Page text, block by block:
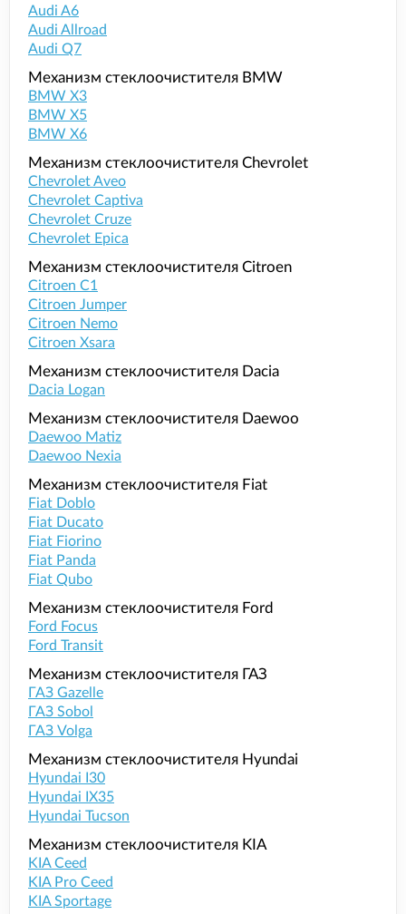
Audi A6
Audi Allroad
Audi Q7
Механизм стеклоочистителя BMW
BMW X3
BMW X5
BMW X6
Механизм стеклоочистителя Chevrolet
Chevrolet Aveo
Chevrolet Captiva
Chevrolet Cruze
Chevrolet Epica
Механизм стеклоочистителя Citroen
Citroen C1
Citroen Jumper
Citroen Nemo
Citroen Xsara
Механизм стеклоочистителя Dacia
Dacia Logan
Механизм стеклоочистителя Daewoo
Daewoo Matiz
Daewoo Nexia
Механизм стеклоочистителя Fiat
Fiat Doblo
Fiat Ducato
Fiat Fiorino
Fiat Panda
Fiat Qubo
Механизм стеклоочистителя Ford
Ford Focus
Ford Transit
Механизм стеклоочистителя ГАЗ
ГАЗ Gazelle
ГАЗ Sobol
ГАЗ Volga
Механизм стеклоочистителя Hyundai
Hyundai I30
Hyundai IX35
Hyundai Tucson
Механизм стеклоочистителя KIA
KIA Ceed
KIA Pro Ceed
KIA Sportage